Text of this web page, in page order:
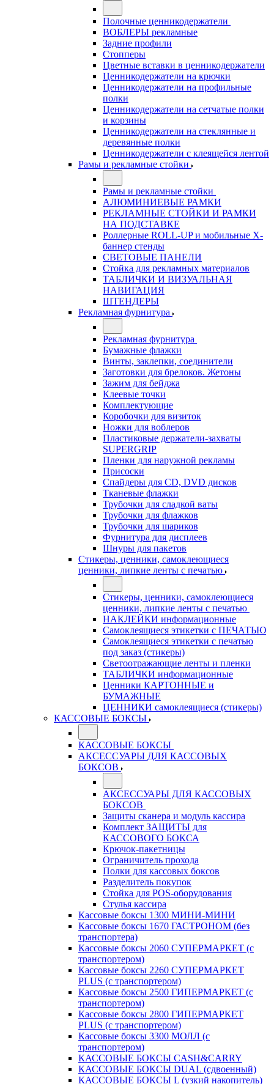
Полочные ценникодержатели
ВОБЛЕРЫ рекламные
Задние профили
Стопперы
Цветные вставки в ценникодержатели
Ценникодержатели на крючки
Ценникодержатели на профильные
полки
Ценникодержатели на сетчатые полки
и корзины
Ценникодержатели на стеклянные и
деревянные полки
Ценникодержатели с клеящейся лентой
Рамы и рекламные стойки
Рамы и рекламные стойки
АЛЮМИНИЕВЫЕ РАМКИ
РЕКЛАМНЫЕ СТОЙКИ И РАМКИ
НА ПОДСТАВКЕ
Роллерные ROLL-UP и мобильные X-
баннер стенды
СВЕТОВЫЕ ПАНЕЛИ
Стойка для рекламных материалов
ТАБЛИЧКИ И ВИЗУАЛЬНАЯ
НАВИГАЦИЯ
ШТЕНДЕРЫ
Рекламная фурнитура
Рекламная фурнитура
Бумажные флажки
Винты, заклепки, соединители
Заготовки для брелоков. Жетоны
Зажим для бейджа
Клеевые точки
Комплектующие
Коробочки для визиток
Ножки для воблеров
Пластиковые держатели-захваты
SUPERGRIP
Пленки для наружной рекламы
Присоски
Спайдеры для CD, DVD дисков
Тканевые флажки
Трубочки для сладкой ваты
Трубочки для флажков
Трубочки для шариков
Фурнитура для дисплеев
Шнуры для пакетов
Стикеры, ценники, самоклеющиеся
ценники, липкие ленты с печатью
Стикеры, ценники, самоклеющиеся
ценники, липкие ленты с печатью
НАКЛЕЙКИ информационные
Самоклеящиеся этикетки с ПЕЧАТЬЮ
Самоклеящиеся этикетки с печатью
под заказ (стикеры)
Светоотражающие ленты и пленки
ТАБЛИЧКИ информационные
Ценники КАРТОННЫЕ и
БУМАЖНЫЕ
ЦЕННИКИ самоклеящиеся (стикеры)
КАССОВЫЕ БОКСЫ
КАССОВЫЕ БОКСЫ
АКСЕССУАРЫ ДЛЯ КАССОВЫХ
БОКСОВ
АКСЕССУАРЫ ДЛЯ КАССОВЫХ
БОКСОВ
Защиты сканера и модуль кассира
Комплект ЗАЩИТЫ для
КАССОВОГО БОКСА
Крючок-пакетницы
Ограничитель прохода
Полки для кассовых боксов
Разделитель покупок
Стойка для POS-оборудования
Стулья кассира
Кассовые боксы 1300 МИНИ-МИНИ
Кассовые боксы 1670 ГАСТРОНОМ (без
транспортера)
Кассовые боксы 2060 СУПЕРМАРКЕТ (с
транспортером)
Кассовые боксы 2260 СУПЕРМАРКЕТ
PLUS (с транспортером)
Кассовые боксы 2500 ГИПЕРМАРКЕТ (с
транспортером)
Кассовые боксы 2800 ГИПЕРМАРКЕТ
PLUS (с транспортером)
Кассовые боксы 3300 МОЛЛ (с
транспортером)
КАССОВЫЕ БОКСЫ CASH&CARRY
КАССОВЫЕ БОКСЫ DUAL (сдвоенный)
КАССОВЫЕ БОКСЫ L (узкий накопитель)